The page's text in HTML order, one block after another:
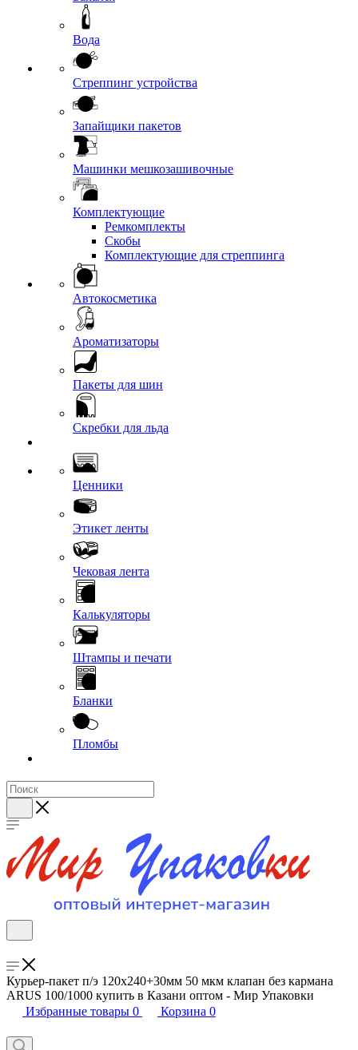
Вода
Стреппинг устройства
Запайщики пакетов
Машинки мешкозашивочные
Комплектующие
Ремкомплекты
Скобы
Комплектующие для стреппинга
Автокосметика
Ароматизаторы
Пакеты для шин
Скребки для льда
Ценники
Этикет ленты
Чековая лента
Калькуляторы
Штампы и печати
Бланки
Пломбы
Курьер-пакет п/э 120х240+30мм 50 мкм клапан без кармана
ARUS 100/1000 купить в Казани оптом - Мир Упаковки
Избранные товары 0 Корзина 0